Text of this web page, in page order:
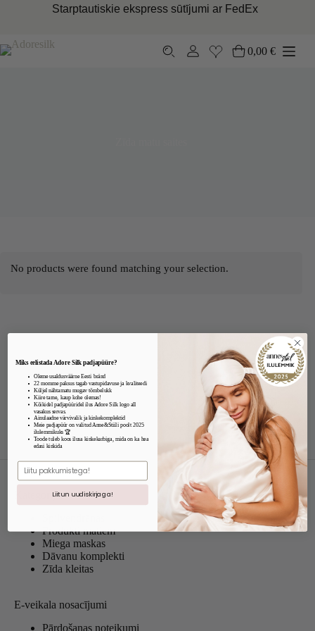
Starptautiskie ekspress sūtījumi ar FedEx
Lepirkumu
0,00€
No products were found matching your selection.
Kategorijas
Produkti matiem
Miega maskas
Dāvanu komplekti
Zīda kleitas
E-veikala nosacījumi
Pārdošanas noteikumi
Miks eelistada Adore Silk padjapüüre?
Oleme usaldusväärne Eesti bränd
22 momme paksus tagab vastupidavuse ja kvaliteedi
Küljel nähtamatu mugav tõmbelukk
Kiire tarne, kaup kohe olemas!
Kõikidel padjapüüridel ilus Adore Silk logo all
vasakus servas.
Ainulaadne värvivalik ja kinkekomplektid
Meie padjapüür on valitud Anne&Stiili poolt 2025
ilulemmikuks 🏆
Toode tuleb koos ilusa kinkekarbiga, mida on ka hea
edasi kinkida
E.mail
Liitun uudiskirjaga!